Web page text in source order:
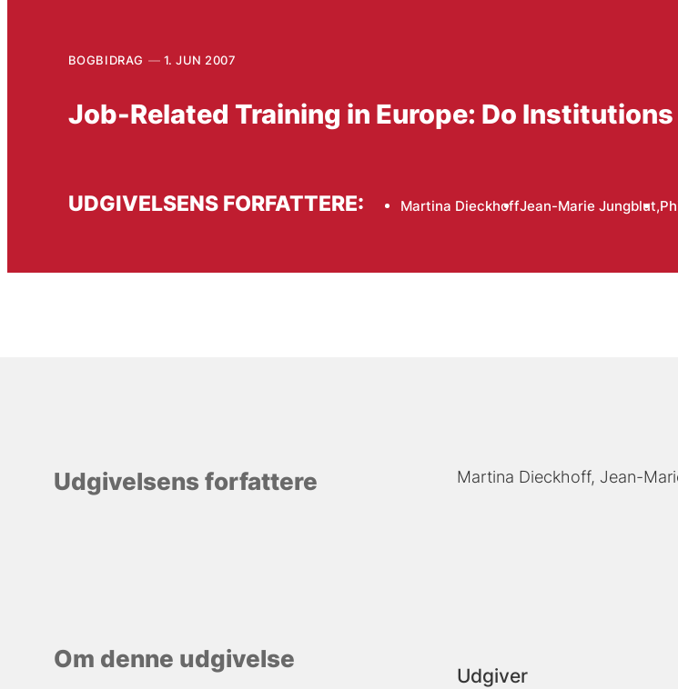
BOGBIDRAG 1. JUN 2007
Job-Related Training in Europe: Do
UDGIVELSENS FORFATTERE: Martina DieckhoffJean-Marie Jungblut,
Udgivelsens forfattere Martina Dieckhoff Jean-
Om denne udgivelse
Udgiver